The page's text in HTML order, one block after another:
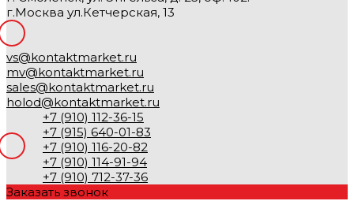
г.Москва ул.Кетчерская, 13
vs@kontaktmarket.ru
mv@kontaktmarket.ru
sales@kontaktmarket.ru
holod@kontaktmarket.ru
+7 (910) 112-36-15
+7 (915) 640-01-83
+7 (910) 116-20-82
+7 (910) 114-91-94
+7 (910) 712-37-36
Заказать звонок